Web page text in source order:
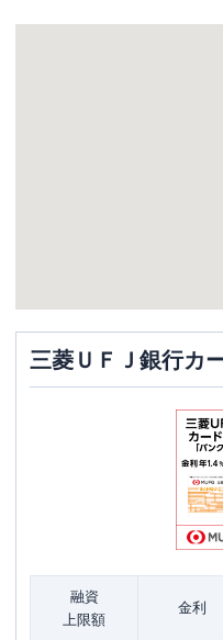
三菱ＵＦＪ銀行カ
融資
上限額
金利